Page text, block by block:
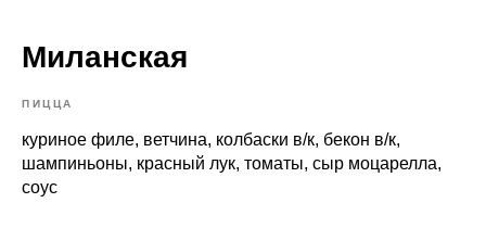
Миланская
ПИЦЦА
куриное филе, ветчина, колбаски в/к, бекон в/к,
шампиньоны, красный лук, томаты, сыр моцарелла,
соус